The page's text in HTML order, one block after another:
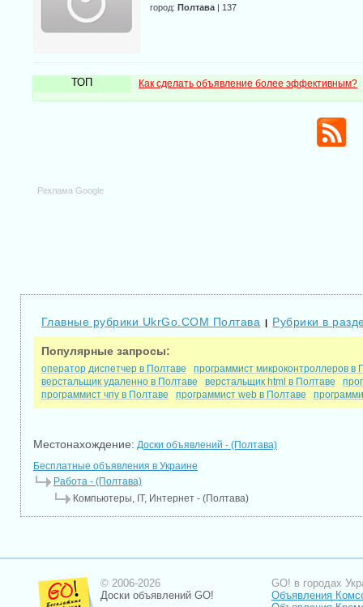
город: Полтава| 137
ТОП Как сделать объявление более эффективным?
Реклама Google
Главные рубрики UkrGo.COM Полтава | Рубрики в
Популярные запросы:
оператор диспетчер в Полтаве
программист микроконтроллеров в
верстальщик удаленно в Полтаве
верстальщик html в Полтаве
программист чпу в Полтаве
программист web в Полтаве
Местонахождение: Доски объявлений - (Полтава)
Бесплатные объявления в Украине
Работа - (Полтава)
Компьютеры, IT, Интернет - (Полтава)
© 2006-2026
Доски объявлений GO!
GO! в городах
Объявления